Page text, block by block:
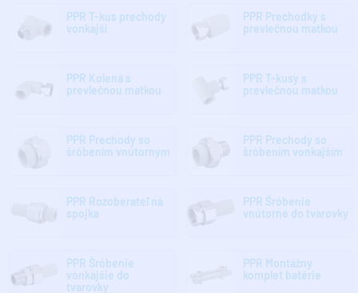
PPR T-kus prechody
vonkajší
PPR Prechodky s
prevlečnou matkou
PPR Kolená s
prevlečnou matkou
PPR T-kusy s
prevlečnou matkou
PPR Prechody so
šróbením vnútorným
PPR Prechody so
šróbením vonkajším
PPR Rozoberateľná
spojka
PPR Šróbenie
vnútorné do tvarovky
PPR Šróbenie
vonkajšie do
tvarovky
PPR Montážny
komplet batérie